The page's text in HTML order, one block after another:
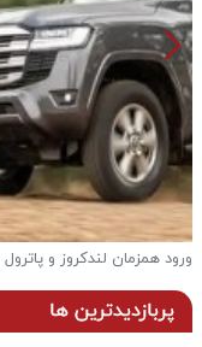
ورود همزمان لندکروز و پاترول ۲۰۲۵
پربازدیدترین ها